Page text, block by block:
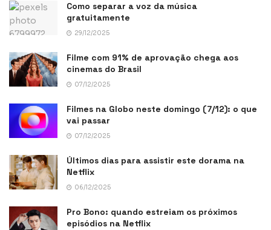
Como separar a voz da música
gratuitamente
29/12/2025
Filme com 91% de aprovação chega aos
cinemas do Brasil
07/12/2025
Filmes na Globo neste domingo (7/12): o que
vai passar
07/12/2025
Últimos dias para assistir este dorama na
Netflix
06/12/2025
Pro Bono: quando estreiam os próximos
episódios na Netflix